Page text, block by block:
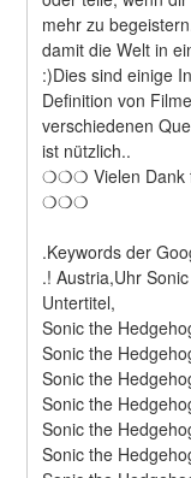
mehr zu
damit die Welt in
:)Dies sind einige
Definition von
verschiedenen
ist nützlich..
❍❍❍ Vielen Dank
❍❍❍
.Keywords der
.! Austria,Uhr
Untertitel,
Sonic the
Sonic the
Sonic the
Sonic the
Sonic the
Sonic the